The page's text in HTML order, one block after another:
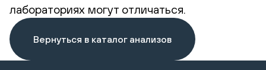
лабораториях могут отличаться.
Вернуться в каталог анализов